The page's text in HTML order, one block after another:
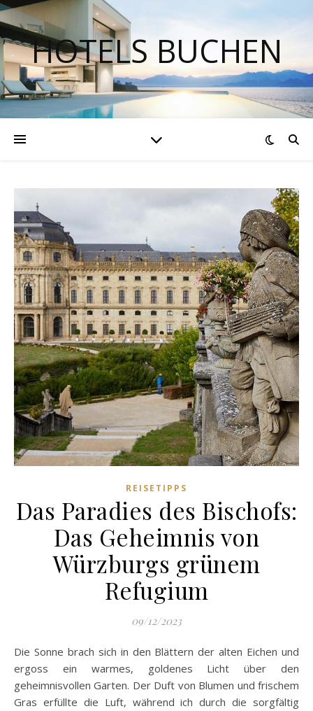
HOTELS BUCHEN
REISETIPPS
Das Paradies des Bischofs:
Das Geheimnis von
Würzburgs grünem
Refugium
09/12/2023
Die Sonne brach sich in den Blättern der alten Eichen und
ergoss ein warmes, goldenes Licht über den
geheimnisvollen Garten. Der Duft von Blumen und frischem
Gras erfüllte die Luft, während ich durch die sorgfältig